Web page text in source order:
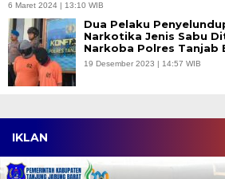
6 Maret 2024 | 13:10 WIB
Dua Pelaku
Narkotika Jenis Sabu
Narkoba Polres Tanjab
19 Desember 2023 | 14:57 WIB
IKLAN